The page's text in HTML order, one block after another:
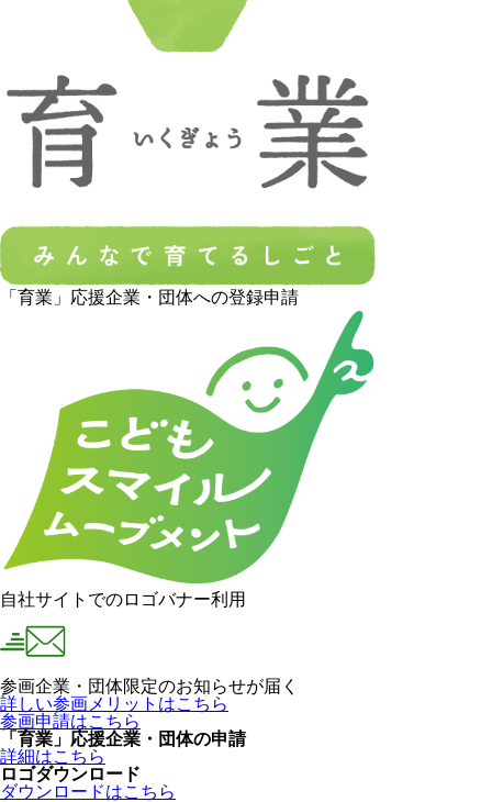
「育業」応援企業・団体への登録申請
自社サイトでのロゴバナー利用
参画企業・団体限定のお知らせが届く
詳しい参画メリットはこちら
参画申請はこちら
「育業」応援企業・団体の申請
詳細はこちら
ロゴダウンロード
ダウンロードはこちら